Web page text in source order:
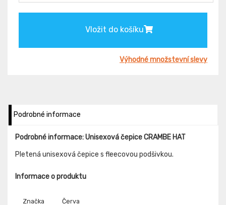
Vložit do košíku
Výhodné množstevní slevy
Podrobné informace
Podrobné informace: Unisexová čepice CRAMBE HAT
Pletená unisexová čepice s fleecovou podšivkou.
Informace o produktu
Značka Červa